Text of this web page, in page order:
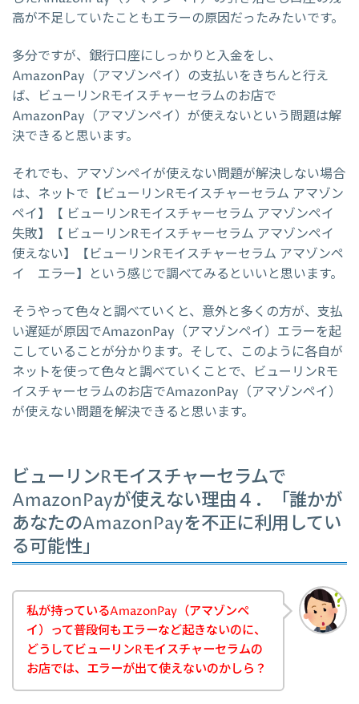
高が不足していたこともエラーの原因だったみたいです。
多分ですが、銀行口座にしっかりと入金をし、
AmazonPay（アマゾンペイ）の支払いをきちんと行え
ば、ビューリンRモイスチャーセラムのお店で
AmazonPay（アマゾンペイ）が使えないという問題は解
決できると思います。
それでも、アマゾンペイが使えない問題が解決しない場合
は、ネットで【ビューリンRモイスチャーセラム アマゾン
ペイ】【 ビューリンRモイスチャーセラム アマゾンペイ
失敗】【 ビューリンRモイスチャーセラム アマゾンペイ
使えない】【ビューリンRモイスチャーセラム アマゾンペ
イ エラー】という感じで調べてみるといいと思います。
そうやって色々と調べていくと、意外と多くの方が、支払
い遅延が原因でAmazonPay（アマゾンペイ）エラーを起
こしていることが分かります。そして、このように各自が
ネットを使って色々と調べていくことで、ビューリンRモ
イスチャーセラムのお店でAmazonPay（アマゾンペイ）
が使えない問題を解決できると思います。
ビューリンRモイスチャーセラムで
AmazonPayが使えない理由４．「誰かが
あなたのAmazonPayを不正に利用してい
る可能性」
私が持っているAmazonPay（アマゾンペ
イ）って普段何もエラーなど起きないのに、
どうしてビューリンRモイスチャーセラムの
お店では、エラーが出て使えないのかしら？